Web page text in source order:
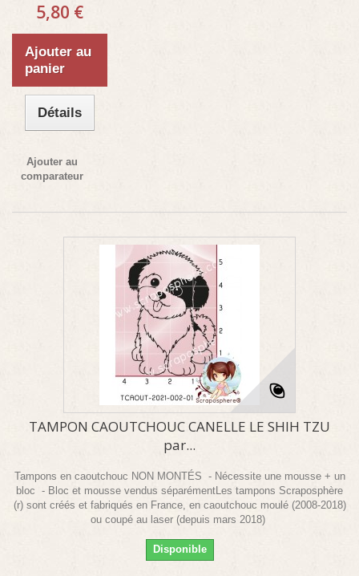
5,80 €
Ajouter au
panier
Détails
Ajouter au
comparateur
TAMPON CAOUTCHOUC CANELLE LE SHIH TZU
par...
Tampons en caoutchouc NON MONTÉS - Nécessite une mousse + un
bloc - Bloc et mousse vendus séparémentLes tampons Scraposphère
(r) sont créés et fabriqués en France, en caoutchouc moulé (2008-2018)
ou coupé au laser (depuis mars 2018)
Disponible